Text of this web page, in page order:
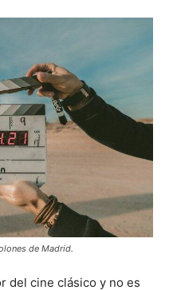
de Madrid.
del cine clásico y no es